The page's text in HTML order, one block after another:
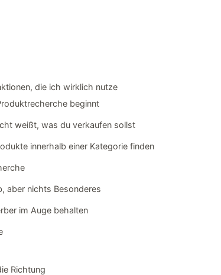
die ich wirklich nutze
beginnt
weißt, was du verkaufen sollst
innerhalb einer Kategorie finden
aber nichts Besonderes
im Auge behalten
Richtung